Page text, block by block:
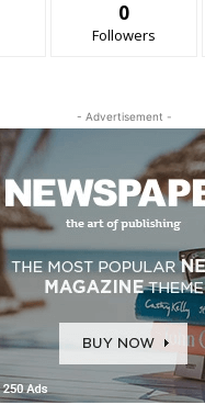
0
Followers
- Advertisement -